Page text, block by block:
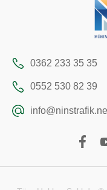
0362 233 35 35
0552 530 82 39